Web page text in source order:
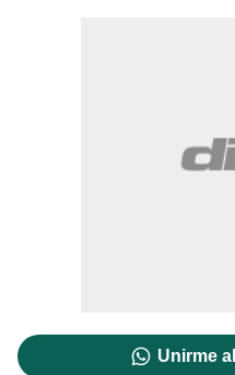
Unirme